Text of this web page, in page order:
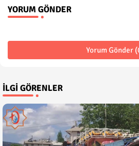
YORUM GÖNDER
Yorum Gönder
İLGI GÖRENLER